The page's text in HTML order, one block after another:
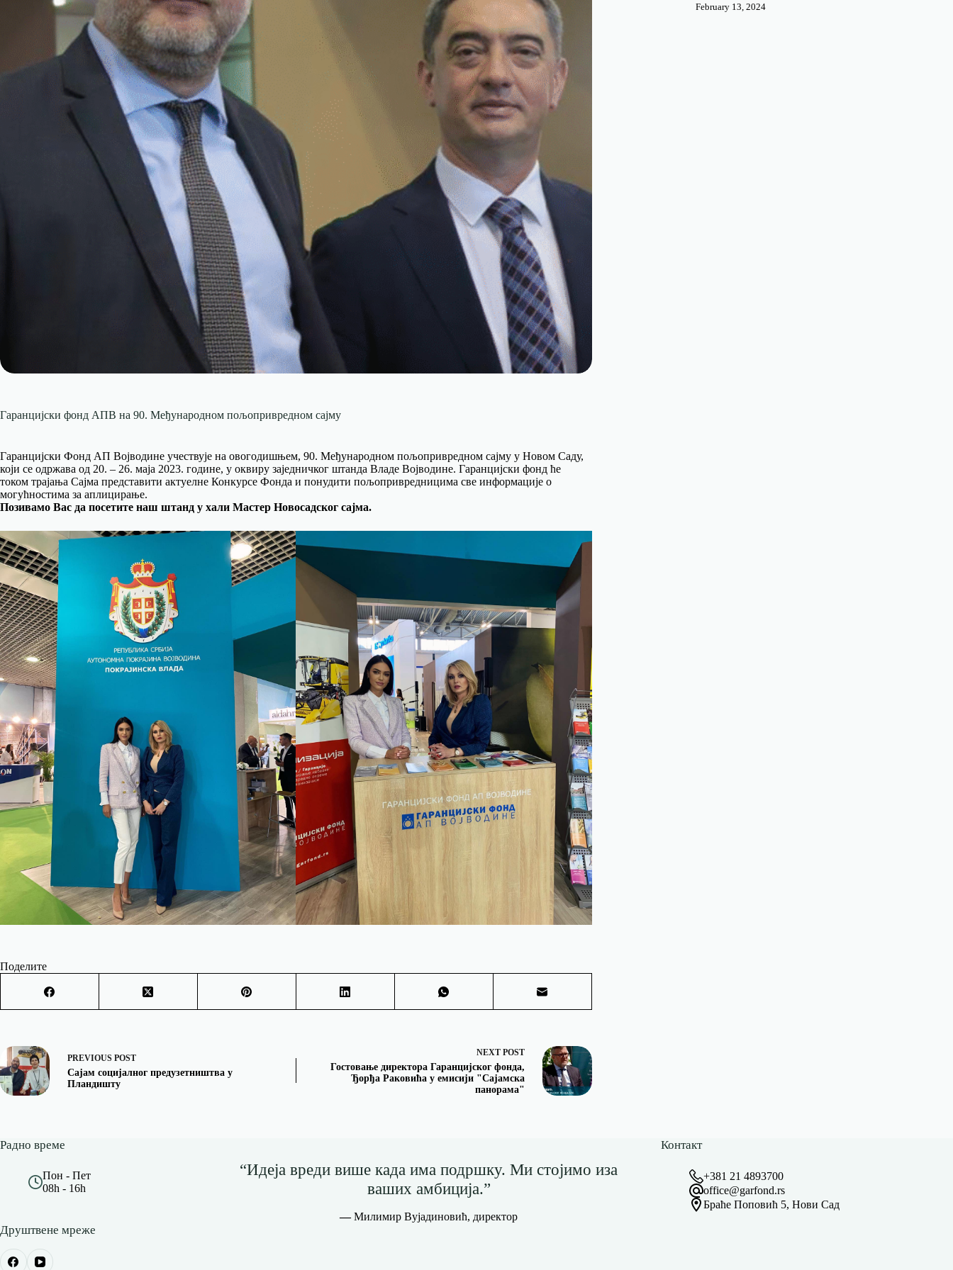
Гаранцијски фонд АПВ на 90. Међународном пољопривредном сајму
Гаранцијски Фонд АП Војводине учествује на овогодишњем, 90. Међународном пољопривредном сајму у Новом Саду,
који се одржава од 20. – 26. маја 2023. године, у оквиру заједничког штанда Владе Војводине. Гаранцијски фонд ће
током трајања Сајма представити актуелне Конкурсе Фонда и понудити пољопривредницима све информације о
могућностима за аплицирање.
Позивамо Вас да посетите наш штанд у хали Мастер Новосадског сајма.
Поделите
PREVIOUS POST
Сајам социјалног предузетништва у
Пландишту
NEXT POST
Гостовање директора Гаранцијског фонда,
Ђорђа Раковића у емисији "Сајамска
панорама"
February 13, 2024
Радно време
Пон - Пет
08h - 16h
Друштвене мреже
“Идеја вреди више када има подршку. Ми стојимо иза
ваших амбиција.”
—Милимир Вујадиновић, директор
Контакт
+381 21 4893700
office@garfond.rs
Браће Поповић 5, Нови Сад